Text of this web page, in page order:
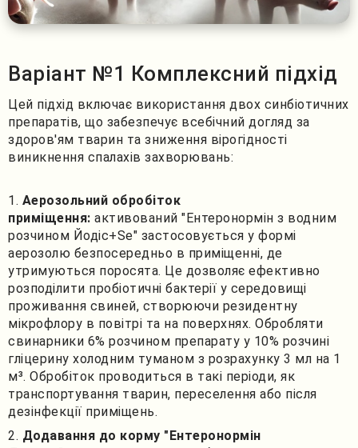
Варіант №1 Комплексний підхід
Цей підхід включає використання двох синбіотичних
препаратів, що забезпечує всебічний догляд за
здоров'ям тварин та зниження вірогідності
виникнення спалахів захворювань:
Аерозольний обробіток
приміщення: активований "Ентеронормін з водним
розчином Йодіс+Se" застосовується у формі
аерозолю безпосередньо в приміщенні, де
утримуються поросята. Це дозволяє ефективно
розподілити пробіотичні бактерії у середовищі
проживання свиней, створюючи резидентну
мікрофлору в повітрі та на поверхнях. Обробляти
свинарники 6% розчином препарату у 10% розчині
гліцерину холодним туманом з розрахунку 3 мл на 1
м³. Обробіток проводиться в такі періоди, як
транспортування тварин, переселення або після
дезінфекції приміщень.
Додавання до корму "Ентеронормін